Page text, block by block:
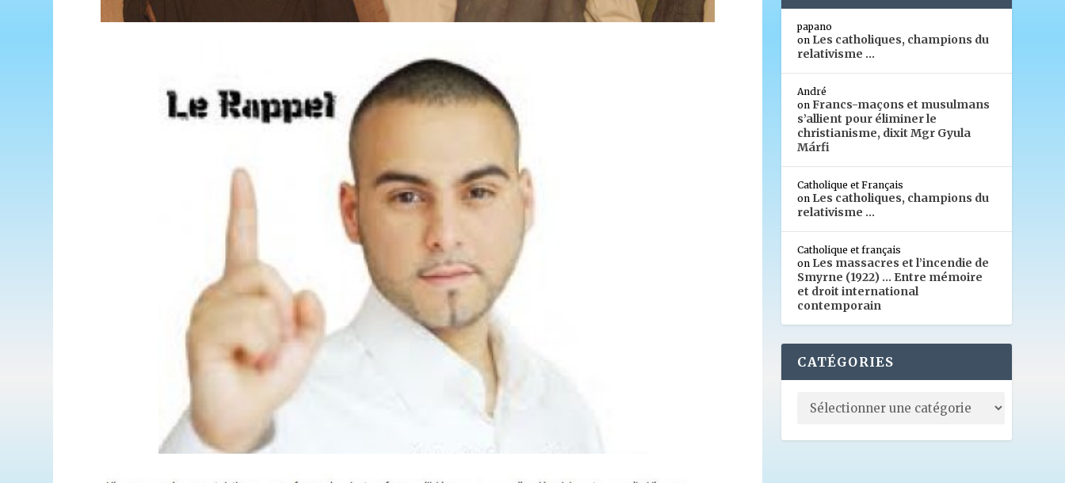
papano
on Les catholiques, champions du
relativisme …
André
onFrancs-maçons et musulmans
s’allient pour éliminer le
christianisme, dixit Mgr Gyula
Márfi
Catholique et Français
on Les catholiques, champions du
relativisme …
Catholique et français
on Les massacres et l’incendie de
Smyrne (1922) … Entre mémoire
et droit international
contemporain
CATÉGORIES